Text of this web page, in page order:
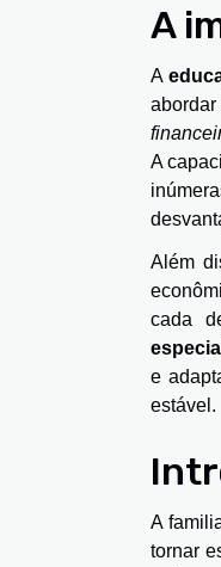
A
A
abordar
A
Além
cada
e
estável.
A
tornar